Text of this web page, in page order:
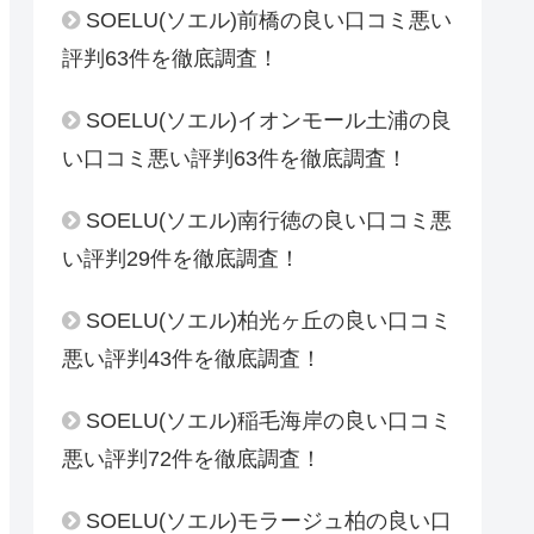
SOELU(ソエル)前橋の良い口コミ悪い
評判63件を徹底調査！
SOELU(ソエル)イオンモール土浦の良
い口コミ悪い評判63件を徹底調査！
SOELU(ソエル)南行徳の良い口コミ悪
い評判29件を徹底調査！
SOELU(ソエル)柏光ヶ丘の良い口コミ
悪い評判43件を徹底調査！
SOELU(ソエル)稲毛海岸の良い口コミ
悪い評判72件を徹底調査！
SOELU(ソエル)モラージュ柏の良い口